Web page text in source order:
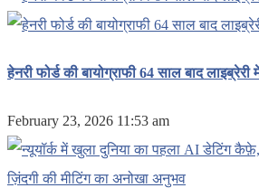
हेनरी फोर्ड की बायोग्राफी 64 साल बाद
February 23, 2026 11:53 am